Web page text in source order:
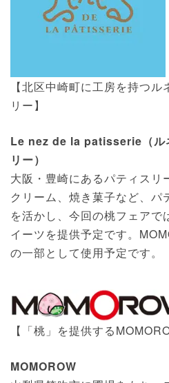
【北区中崎町に工房を持つ
リー】
Le nez de la patisserie（ル
リー）
大阪・豊崎にあるパティスリ
クリーム、焼き菓子など、パ
を活かし、今回の桃フェアで
イーツを提供予定です。
の一部として使用予定です。
【「桃」を提供する
MOMOROW